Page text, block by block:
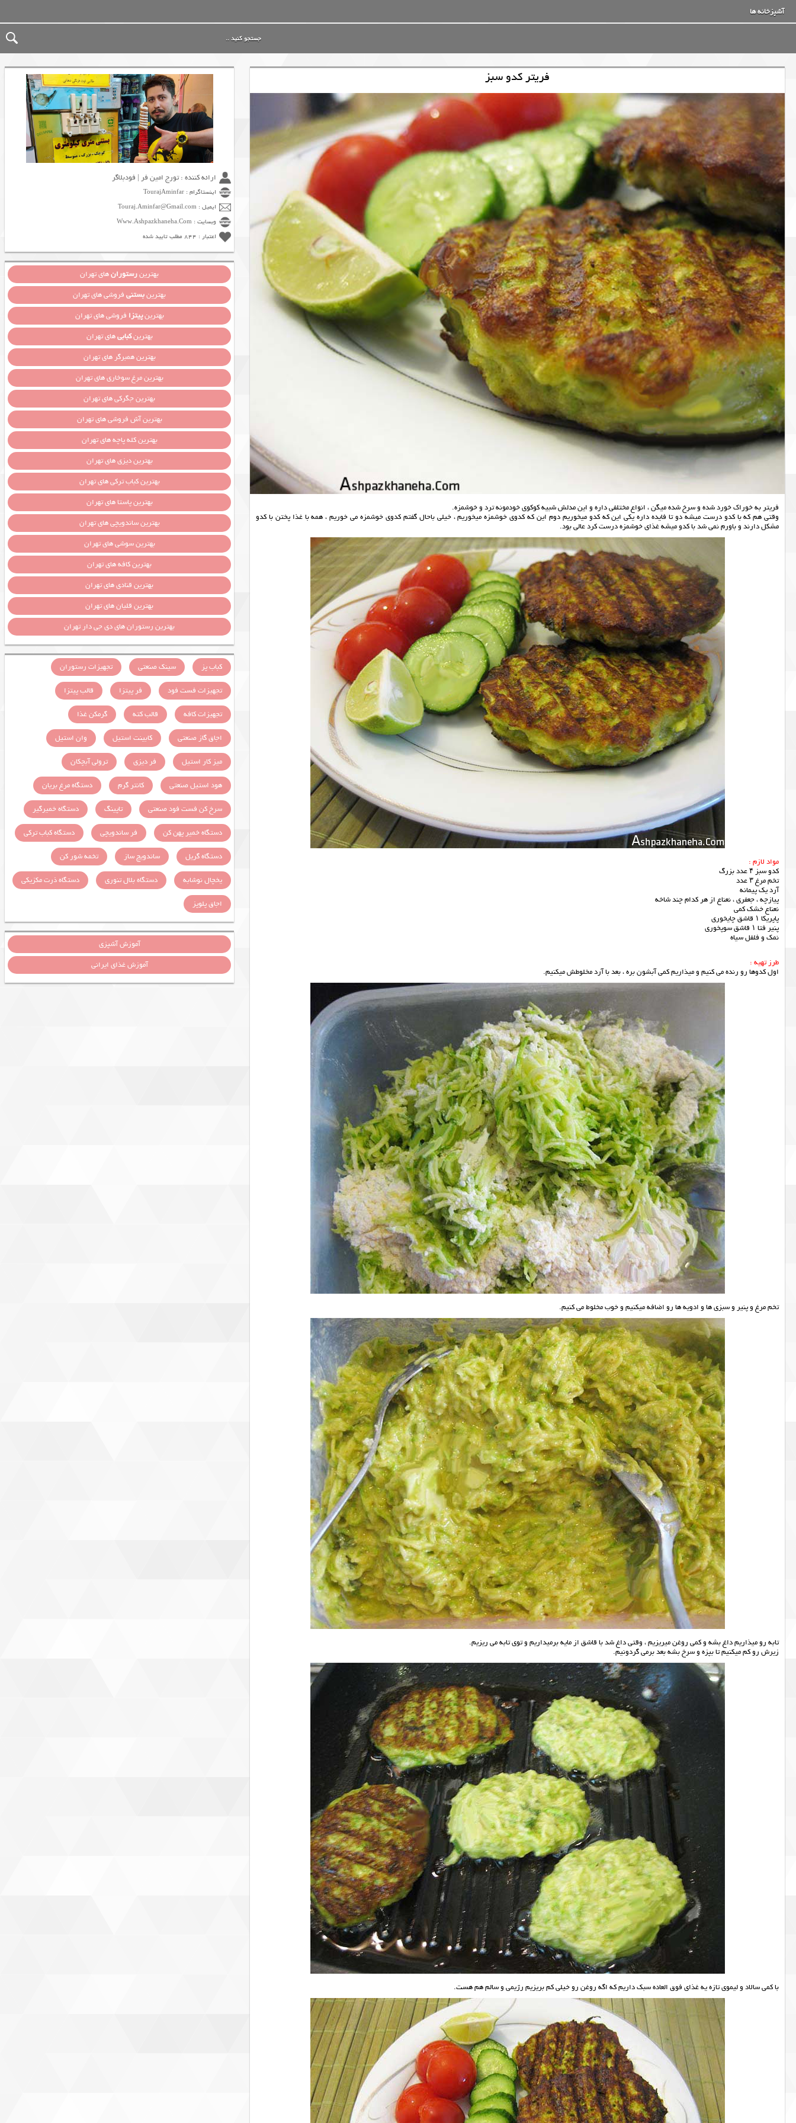
آشپزخانه ها
فریتر کدو سبز
فریتر به خوراک خورد شده و سرخ شده میگن ، انواع مختلفی داره و این مدلش شبیه کوکوی خودمونه ترد و خوشمزه.
وقتی هم که با کدو درست میشه دو تا فایده داره یکی این که کدو میخوریم دوم این که کدوی خوشمزه میخوریم ، خیلی باحال گفتم کدوی خوشمزه می خوریم ، همه با غذا پختن با کدو
مشکل دارند و باورم نمی شد با کدو میشه غذای خوشمزه درست کرد عالی بود.
مواد لازم :
کدو سبز ۴ عدد بزرگ
تخم مرغ ۳ عدد
آرد یک پیمانه
پیازچه ، جعفری ، نعناع از هر کدام چند شاخه
نعناع خشک کمی
پاپریکا ۱ قاشق چایخوری
پنیر فتا ۱ قاشق سوپخوری
نمک و فلفل سیاه
طرز تهیه :
اول کدوها رو رنده می کنیم و میذاریم کمی آبشون بره ، بعد با آرد مخلوطش میکنیم.
تخم مرغ و پنیر و سبزی ها و ادویه ها رو اضافه میکنیم و خوب مخلوط می کنیم.
تابه رو میذاریم داغ بشه و کمی روغن میریزیم ، وقتی داغ شد با قاشق از مایه برمیداریم و توی تابه می ریزیم.
زیرش رو کم میکنیم تا بپزه و سرخ بشه بعد برمی گردونیم.
با کمی سالاد و لیموی تازه یه غذای فوق العاده سبک داریم که اگه روغن رو خیلی کم بریزیم رژیمی و سالم هم هست.
ارائه کننده : تورج امین فر | فودبلاگر
اینستاگرام : TourajAminfar
ایمیل : Touraj.Aminfar@Gmail.com
وبسایت : Www.Ashpazkhaneha.Com
اعتبار : 844 مطلب تایید شده
بهترینرستورانهای تهران
بهترینبستنیفروشی های تهران
بهترینپیتزا فروشی های تهران
بهترینکبابیهای تهران
بهترین همبرگر های تهران
بهترین مرغ سوخاری های تهران
بهترین جگرکی های تهران
بهترین آش فروشی های تهران
بهترین کله پاچه های تهران
بهترین دیزی های تهران
بهترین کباب ترکی های تهران
بهترین پاستا های تهران
بهترین ساندویچی های تهران
بهترین سوشی های تهران
بهترین کافه های تهران
بهترین قنادی های تهران
بهترین قلیان های تهران
بهترین رستوران های دی جی دار تهران
کباب پز سینک صنعتی
تجهیزات رستوران
تجهیزات فست فود
فر پیتزا
قالب پیتزا
تجهیزات کافه
قالب کته
گرمکن غذا
اجاق گاز صنعتی
کابینت استیل
وان استیل
میز کار استیل
فر دیزی
ترولی آبچکان
هود استیل صنعتی
کانتر گرم
دستگاه مرغ بریان
سرخ کن فست فود صنعتی
تاپینگ
دستگاه خمیرگیر
دستگاه خمیر پهن کن
فر ساندویچی
دستگاه کباب ترکی
دستگاه گریل
ساندویچ ساز
تخمه شور کن
یخچال نوشابه
دستگاه بلال تنوری
دستگاه ذرت مکزیکی
اجاق پلوپز
آموزش آشپزی
آموزش غذای ایرانی